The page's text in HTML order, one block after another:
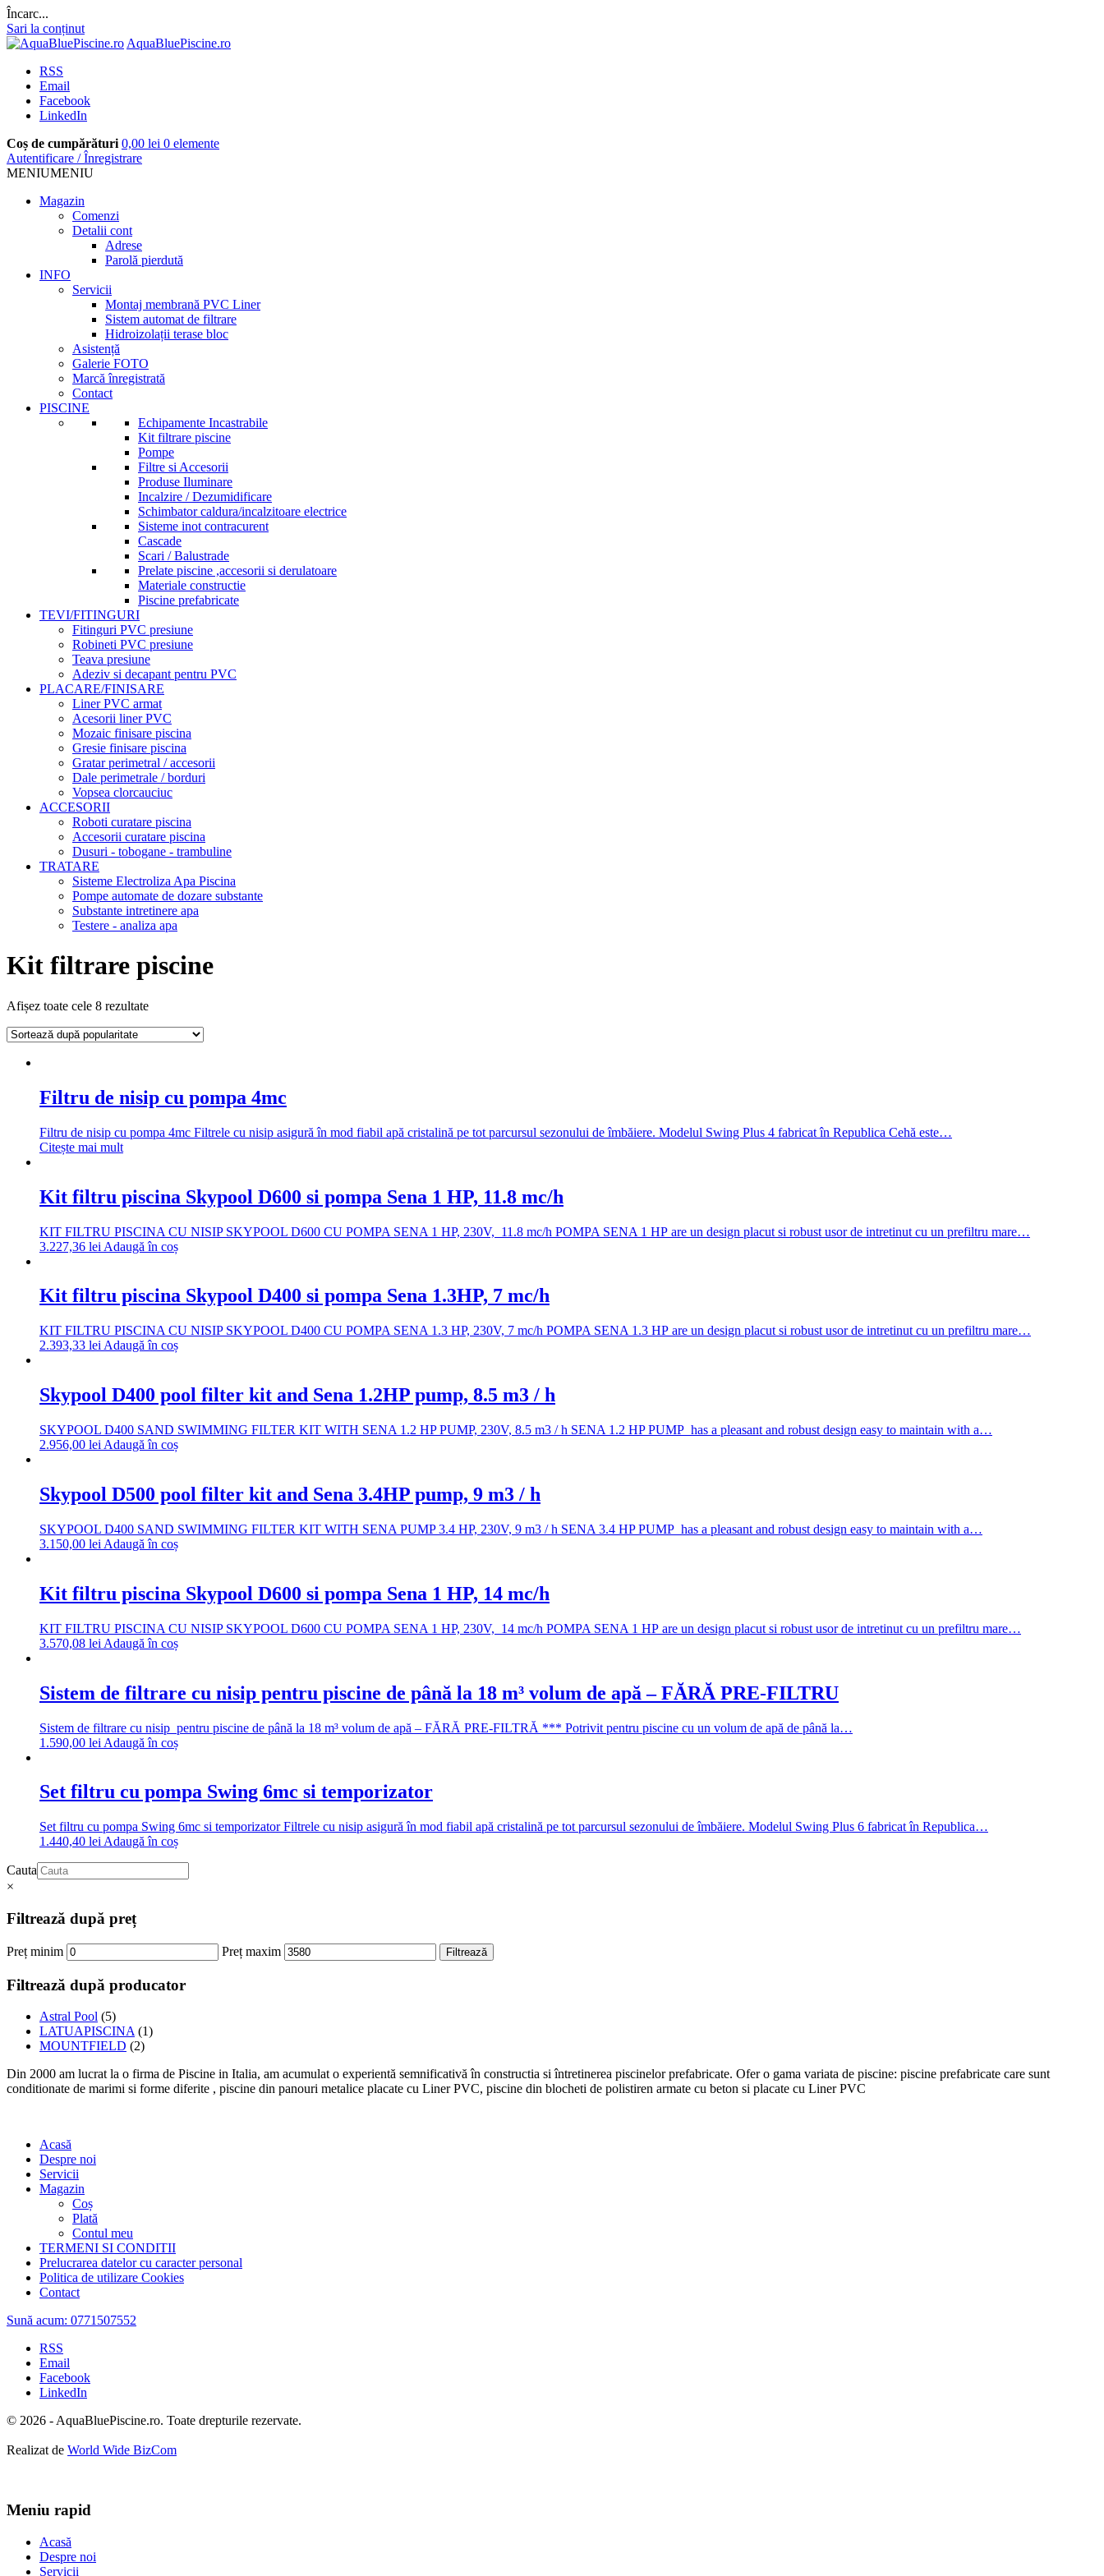
Încarc...
Sari la conținut
AquaBluePiscine.ro
RSS
Email
Facebook
LinkedIn
Coș de cumpărături 0,00 lei 0 elemente
Autentificare /Înregistrare
MENIUMENIU
Magazin
Comenzi
Detalii cont
Adrese
Parolă pierdută
INFO
Servicii
Montaj membrană PVC Liner
Sistem automat de filtrare
Hidroizolații terase bloc
Asistență
Galerie FOTO
Marcă înregistrată
Contact
PISCINE
Echipamente Incastrabile
Kit filtrare piscine
Pompe
Filtre si Accesorii
Produse Iluminare
Incalzire / Dezumidificare
Schimbator caldura/incalzitoare electrice
Sisteme inot contracurent
Cascade
Scari / Balustrade
Prelate piscine ,accesorii si derulatoare
Materiale constructie
Piscine prefabricate
TEVI/FITINGURI
Fitinguri PVC presiune
Robineti PVC presiune
Teava presiune
Adeziv si decapant pentru PVC
PLACARE/FINISARE
Liner PVC armat
Acesorii liner PVC
Mozaic finisare piscina
Gresie finisare piscina
Gratar perimetral / accesorii
Dale perimetrale / borduri
Vopsea clorcauciuc
ACCESORII
Roboti curatare piscina
Accesorii curatare piscina
Dusuri - tobogane - trambuline
TRATARE
Sisteme Electroliza Apa Piscina
Pompe automate de dozare substante
Substante intretinere apa
Testere - analiza apa
Kit filtrare piscine
Afișez toate cele 8 rezultate
Filtru de nisip cu pompa 4mc
Filtru de nisip cu pompa 4mc Filtrele cu nisip asigură în mod fiabil apă cristalină pe tot parcursul sezonului de îmbăiere. Modelul Swing Plus 4 fabricat în Republica Cehă este…
Citește mai mult
Kit filtru piscina Skypool D600 si pompa Sena 1 HP, 11.8 mc/h
KIT FILTRU PISCINA CU NISIP SKYPOOL D600 CU POMPA SENA 1 HP, 230V, 11.8 mc/h POMPA SENA 1 HP are un design placut si robust usor de intretinut cu un prefiltru mare…
3.227,36 lei Adaugă în coș
Kit filtru piscina Skypool D400 si pompa Sena 1.3HP, 7 mc/h
KIT FILTRU PISCINA CU NISIP SKYPOOL D400 CU POMPA SENA 1.3 HP, 230V, 7 mc/h POMPA SENA 1.3 HP are un design placut si robust usor de intretinut cu un prefiltru mare…
2.393,33 lei Adaugă în coș
Skypool D400 pool filter kit and Sena 1.2HP pump, 8.5 m3 / h
SKYPOOL D400 SAND SWIMMING FILTER KIT WITH SENA 1.2 HP PUMP, 230V, 8.5 m3 / h SENA 1.2 HP PUMP has a pleasant and robust design easy to maintain with a…
2.956,00 lei Adaugă în coș
Skypool D500 pool filter kit and Sena 3.4HP pump, 9 m3 / h
SKYPOOL D400 SAND SWIMMING FILTER KIT WITH SENA PUMP 3.4 HP, 230V, 9 m3 / h SENA 3.4 HP PUMP has a pleasant and robust design easy to maintain with a…
3.150,00 lei Adaugă în coș
Kit filtru piscina Skypool D600 si pompa Sena 1 HP, 14 mc/h
KIT FILTRU PISCINA CU NISIP SKYPOOL D600 CU POMPA SENA 1 HP, 230V, 14 mc/h POMPA SENA 1 HP are un design placut si robust usor de intretinut cu un prefiltru mare…
3.570,08 lei Adaugă în coș
Sistem de filtrare cu nisip pentru piscine de până la 18 m³ volum de apă – FĂRĂ PRE-FILTRU
Sistem de filtrare cu nisip pentru piscine de până la 18 m³ volum de apă – FĂRĂ PRE-FILTRĂ *** Potrivit pentru piscine cu un volum de apă de până la…
1.590,00 lei Adaugă în coș
Set filtru cu pompa Swing 6mc si temporizator
Set filtru cu pompa Swing 6mc si temporizator Filtrele cu nisip asigură în mod fiabil apă cristalină pe tot parcursul sezonului de îmbăiere. Modelul Swing Plus 6 fabricat în Republica…
1.440,40 lei Adaugă în coș
Cauta
×
Filtrează după preț
Preț minim Preț maxim Filtrează
Filtrează după producator
Astral Pool (5)
LATUAPISCINA (1)
MOUNTFIELD (2)
Din 2000 am lucrat la o firma de Piscine in Italia, am acumulat o experientă semnificativă în constructia si întretinerea piscinelor prefabricate. Ofer o gama variata de piscine: piscine prefabricate care sunt
conditionate de marimi si forme diferite , piscine din panouri metalice placate cu Liner PVC, piscine din blocheti de polistiren armate cu beton si placate cu Liner PVC
Acasă
Despre noi
Servicii
Magazin
Coș
Plată
Contul meu
TERMENI SI CONDITII
Prelucrarea datelor cu caracter personal
Politica de utilizare Cookies
Contact
Sună acum: 0771507552
RSS
Email
Facebook
LinkedIn
© 2026 - AquaBluePiscine.ro. Toate drepturile rezervate.
Realizat de World Wide BizCom
Meniu rapid
Acasă
Despre noi
Servicii